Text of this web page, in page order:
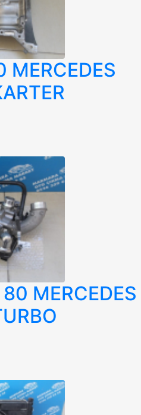
MERCEDES